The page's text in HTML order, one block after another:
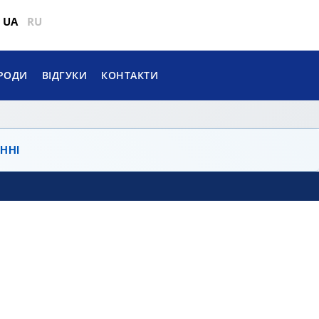
UA RU
ВІДГУКИ КОНТАКТИ